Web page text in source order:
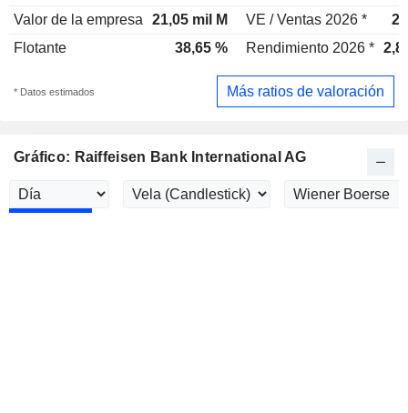
Valor de la empresa
21,05 mil M VE / Ventas 2026 *
Flotante
38,65 % Rendimiento 2026 *
* Datos estimados Más ratios de valoración
Gráfico: Raiffeisen Bank International AG